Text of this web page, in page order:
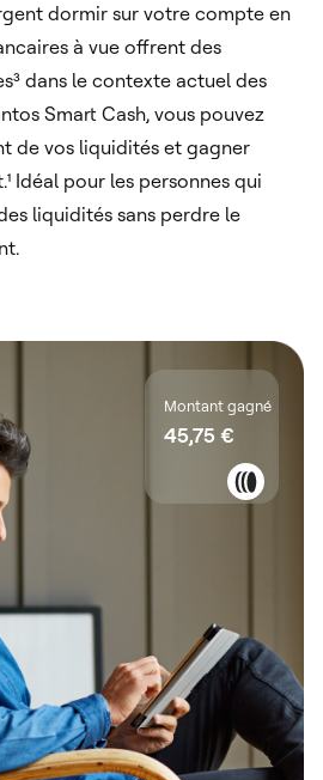
dormir sur votre compte en
à vue offrent des
dans le contexte actuel des
Smart Cash, vous pouvez
de vos liquidités et gagner
Idéal pour les personnes qui
liquidités sans perdre le
Montant gagné
45,75 €